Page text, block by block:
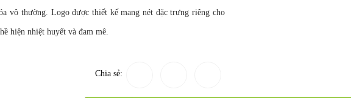
vô thường. Logo được thiết kế mang nét đặc trưng riêng cho
hiện nhiệt huyết và đam mê.
Chia sẻ: